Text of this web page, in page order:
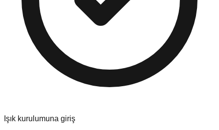
Işık kurulumuna giriş